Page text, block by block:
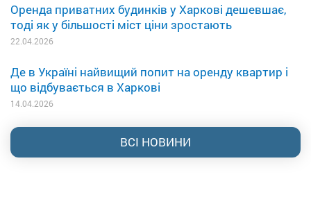
Оренда приватних будинків у Харкові дешевшає,
тоді як у більшості міст ціни зростають
22.04.2026
Де в Україні найвищий попит на оренду квартир і
що відбувається в Харкові
14.04.2026
ВСІ НОВИНИ